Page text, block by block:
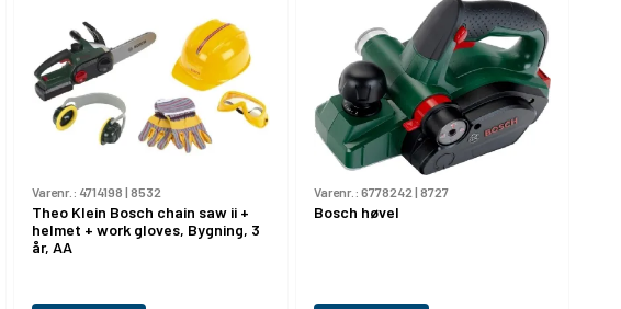
Varenr.: 4714198 | 8532
Theo Klein Bosch chain saw ii +
helmet + work gloves, Bygning, 3
år, AA
Varenr.: 6778242 | 8727
Bosch høvel